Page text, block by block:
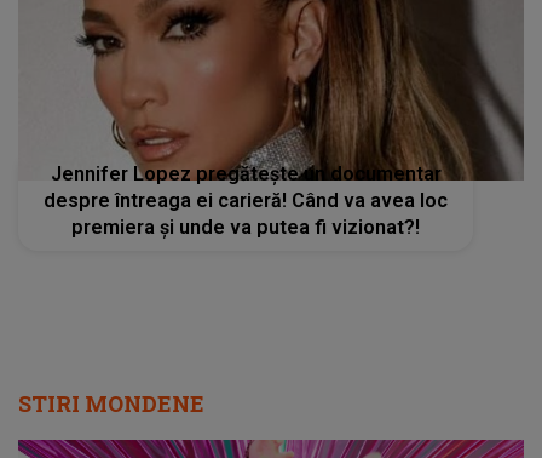
Jennifer Lopez pregătește un documentar
despre întreaga ei carieră! Când va avea loc
premiera și unde va putea fi vizionat?!
STIRI MONDENE